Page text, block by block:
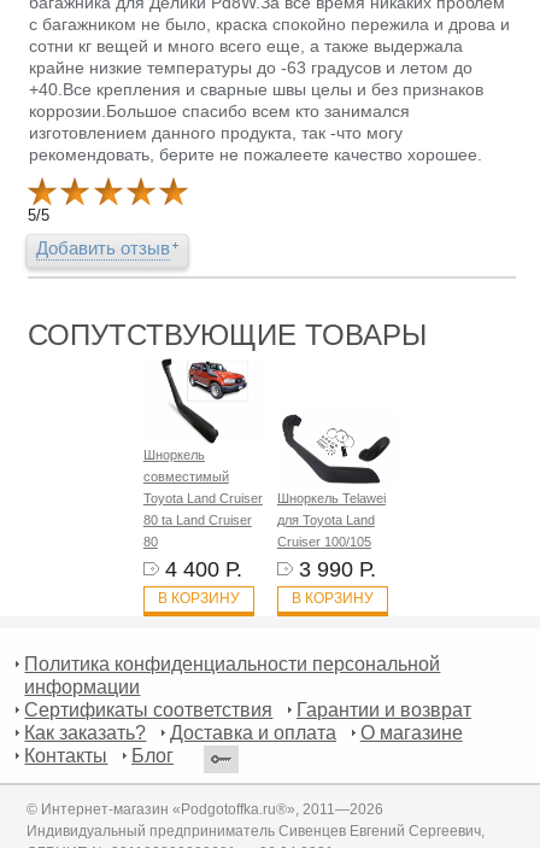
с багажником не было, краска спокойно пережила и дрова и
сотни кг вещей и много всего еще, а также выдержала
крайне низкие температуры до -63 градусов и летом до
+40.Все крепления и сварные швы целы и без признаков
коррозии.Большое спасибо всем кто занимался
изготовлением данного продукта, так -что могу
рекомендовать, берите не пожалеете качество хорошее.
5/5
Добавить отзыв
СОПУТСТВУЮЩИЕ ТОВАРЫ
Шноркель
совместимый
Toyota Land Cruiser
80 ta Land Cruiser
80
4 400 Р.
В КОРЗИНУ
Шноркель Telawei
для Toyota Land
Cruiser 100/105
3 990 Р.
В КОРЗИНУ
Политика конфиденциальности персональной
информации
Сертификаты соответствия
Гарантии и возврат
Как заказать?
Доставка и оплата
О магазине
Контакты
Блог
© Интернет-магазин «Podgotoffka.ru®», 2011—2026
Индивидуальный предприниматель Сивенцев Евгений Сергеевич,